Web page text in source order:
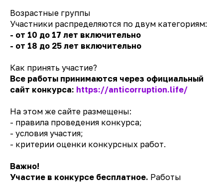
Возрастные группы
Участники распределяются по двум категориям:
- от 10 до 17 лет включительно
- от 18 до 25 лет включительно
Как принять участие?
Все работы принимаются через официальный
сайт конкурса: https://anticorruption.life/
На этом же сайте размещены:
- правила проведения конкурса;
- условия участия;
- критерии оценки конкурсных работ.
Важно!
Участие в конкурсе бесплатное. Работы